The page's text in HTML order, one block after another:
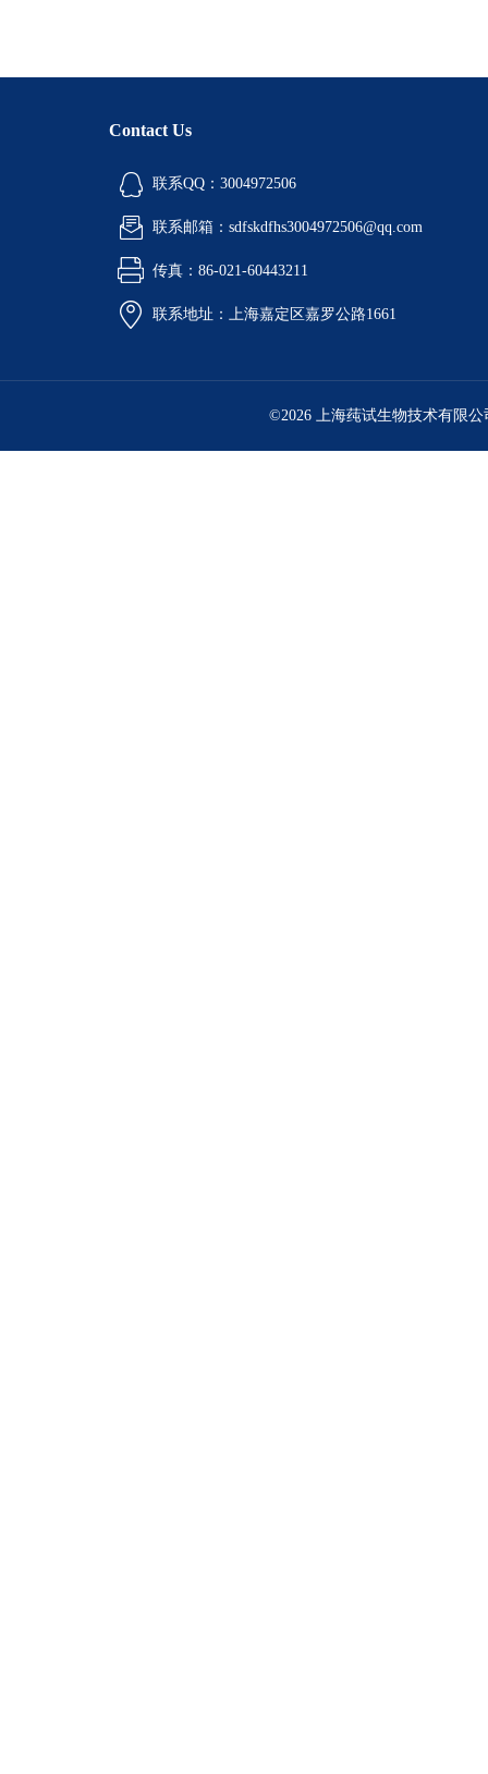
Contact Us
联系QQ：3004972506
联系邮箱：sdfskdfhs3004972506@qq.com
传真：86-021-60443211
联系地址：上海嘉定区嘉罗公路1661
©2026 上海莼试生物技术有限